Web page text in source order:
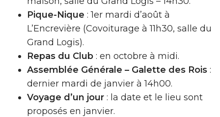
Pique-Nique : 1er mardi d’août à
L’Encrevière (Covoiturage à 11h30, salle du
Grand Logis).
Repas du Club : en octobre à midi.
Assemblée Générale – Galette des Rois :
dernier mardi de janvier à 14h00.
Voyage d’un jour : la date et le lieu sont
proposés en janvier.